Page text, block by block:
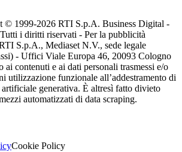
© 1999-2026 RTI S.p.A. Business Digital -
i diritti riservati - Per la pubblicità
S.p.A., Mediaset N.V., sede legale
- Uffici Viale Europa 46, 20093 Cologno
ai contenuti e ai dati personali trasmessi e/o
utilizzazione funzionale all’addestramento di
generativa. È altresì fatto divieto
automatizzati di data scraping.
Cookie Policy